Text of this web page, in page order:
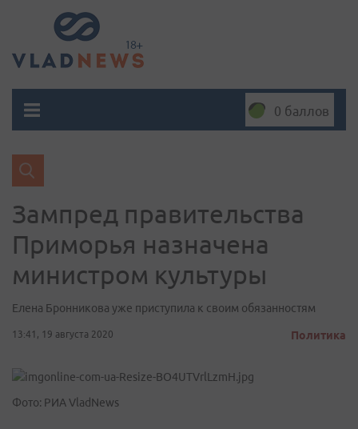
0 баллов
Зампред правительства
Приморья назначена
министром культуры
Елена Бронникова уже приступила к своим обязанностям
13:41, 19 августа 2020 Политика
Фото: РИА VladNews